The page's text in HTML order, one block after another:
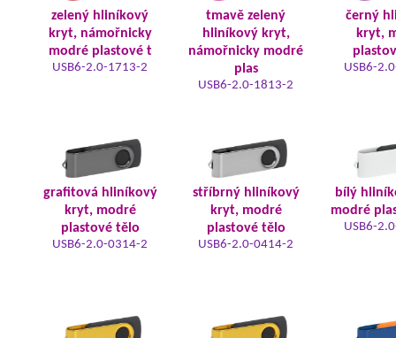
zelený hliníkový
kryt, námořnicky
modré plastové t
USB6-2.0-1713-2
tmavě zelený
hliníkový kryt,
námořnicky modré
plas
USB6-2.0-1813-2
černý
kryt,
USB6-
grafitová hliníkový
kryt, modré
plastové tělo
USB6-2.0-0314-2
stříbrný hliníkový
kryt, modré
plastové tělo
USB6-2.0-0414-2
bílý
modré
USB6-